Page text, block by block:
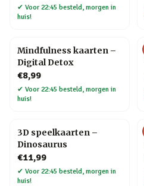
✔ Voor 22:45 besteld, morgen in
huis!
Mindfulness kaarten –
Digital Detox
€8,99
✔ Voor 22:45 besteld, morgen in
huis!
3D speelkaarten –
Dinosaurus
€11,99
✔ Voor 22:45 besteld, morgen in
huis!